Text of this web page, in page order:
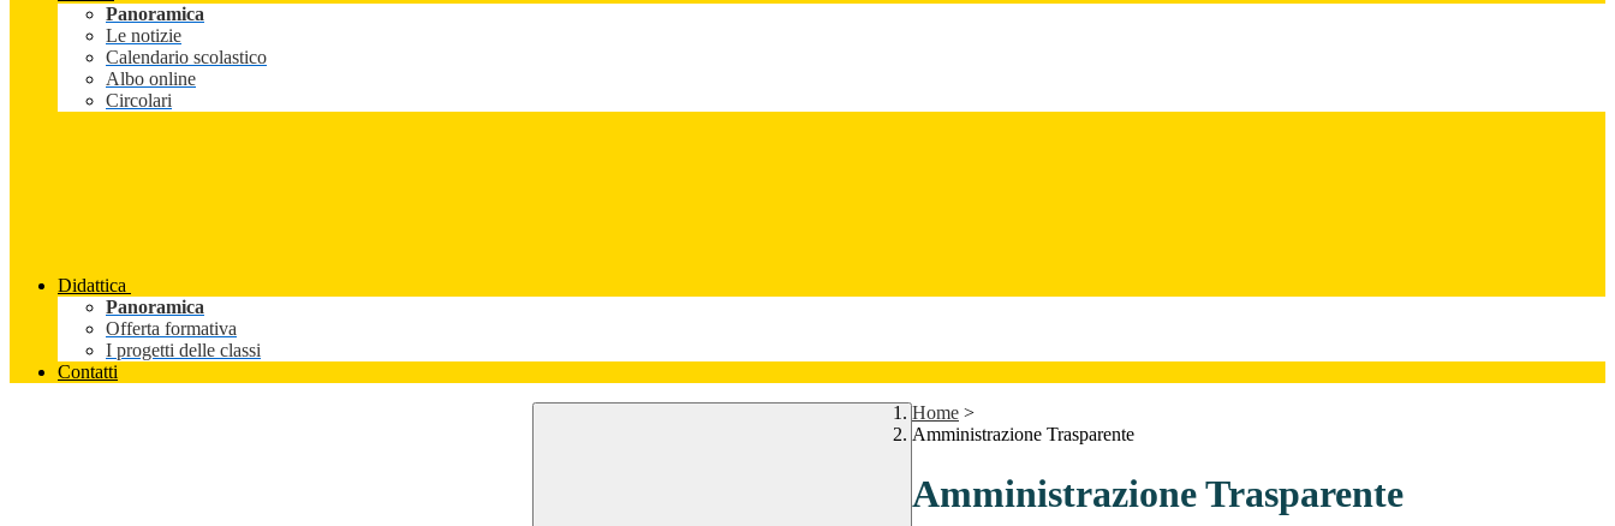
Panoramica
Le notizie
Calendario scolastico
Albo online
Circolari
Didattica
Panoramica
Offerta formativa
I progetti delle classi
Contatti
Home >
Amministrazione Trasparente
Amministrazione Trasparente